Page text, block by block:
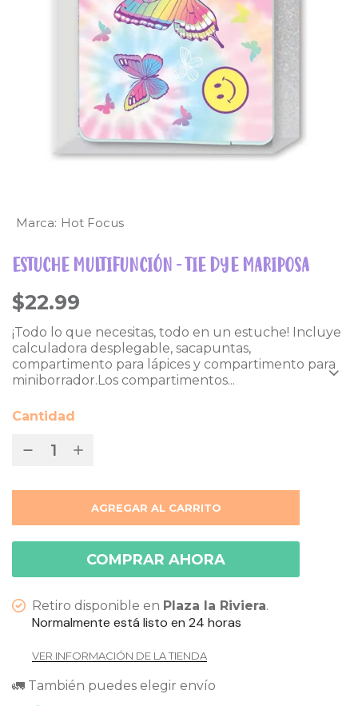
Marca: Hot Focus
ESTUCHE MULTIFUNCIÓN - TIE DYE MARIPOSA
$22.99
¡Todo lo que necesitas, todo en un estuche! Incluye
calculadora desplegable, sacapuntas,
compartimento para lápices y compartimento para
miniborrador.Los compartimentos...
Cantidad
AGREGAR AL CARRITO
COMPRAR AHORA
Retiro disponible en Plaza la Riviera.
Normalmente está listo en 24 horas
VER INFORMACIÓN DE LA TIENDA
🚛 También puedes elegir envío